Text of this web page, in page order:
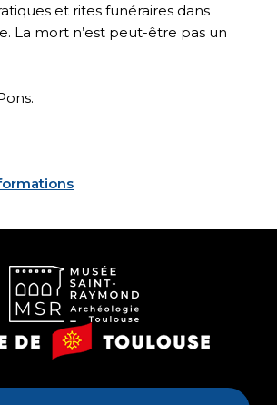
et rites funéraires dans
La mort n’est peut-être pas un
Musée
Saint-
Mairie
de